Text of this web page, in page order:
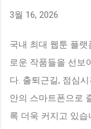
3월 16, 2026
국내 최대 웹툰 플
로운 작품들을 선보
다. 출퇴근길, 점심
안의 스마트폰으로
록 더욱 커지고 있